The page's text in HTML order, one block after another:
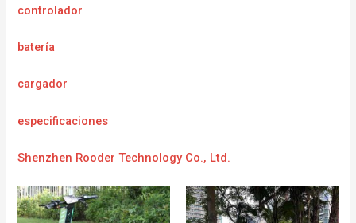
controlador
batería
cargador
especificaciones
Shenzhen Rooder Technology Co., Ltd.